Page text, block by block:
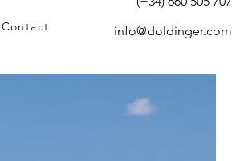
Contact info@doldinger.com